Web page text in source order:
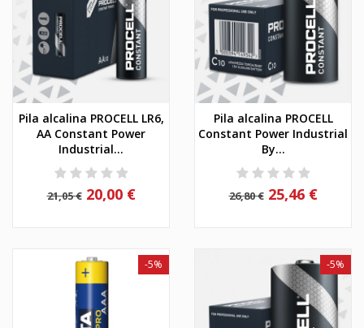
Pila alcalina PROCELL LR6,
AA Constant Power
Industrial...
21,05 € 20,00 €
Pila alcalina PROCELL
Constant Power Industrial
By...
26,80 € 25,46 €
-5% -5%